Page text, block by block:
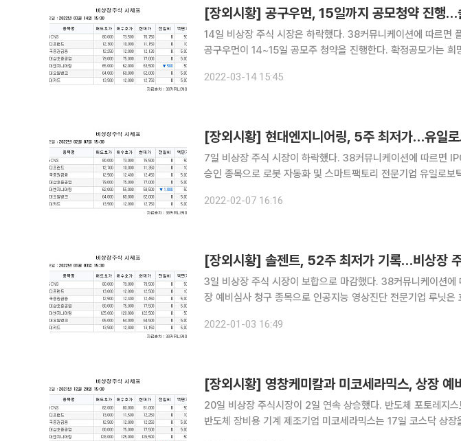
[장외시황] 공구우먼, 15일까지 공모청약 진행
14일 비상장 주식 시장은 하락했다. 38커뮤니케이션에 따르면 플러스 사이즈 여성 의류 전문기업
공구우먼이 14~15일 공모주 청약을 진행한다. 확정공모가는 희
으로 회복했다. 신종 코로나바이러스 감염증(코로나19) 진
2022-03-14 15:45
[장외시황] 현대엔지니어링, 5주 최저가…유일
7일 비상장 주식 시장이 하락했다. 38커뮤니케이션에 따르면 IPO(기업공개) 관련 상장 예비심사
승인 종목으로 로봇 자동화 및 스마트팩토리 전문기업 유일로
기록했다. 상장 예비심사 청구 종목으로 바이오 전문
2022-02-07 16:16
[장외시황] 솔젠트, 52주 최저가 기록…비상장
3일 비상장 주식 시장이 보합으로 마감했다. 38커뮤니케이션에 따르면 이날 IPO(기업공개)관련 상
장 예비심사 청구 종목으로 인공지능 영상진단 전문기업 루닛
2022-01-03 16:49
[장외시황] 영창케미칼과 미코세라믹스, 상장 예
20일 비상장 주식시장이 2일 연속 상승했다. 반도체 포토레지스트(감광액) 제조업체 영창케미칼과
반도체 장비용 기계 제조기업 미코세라믹스는 17일 코스닥 상